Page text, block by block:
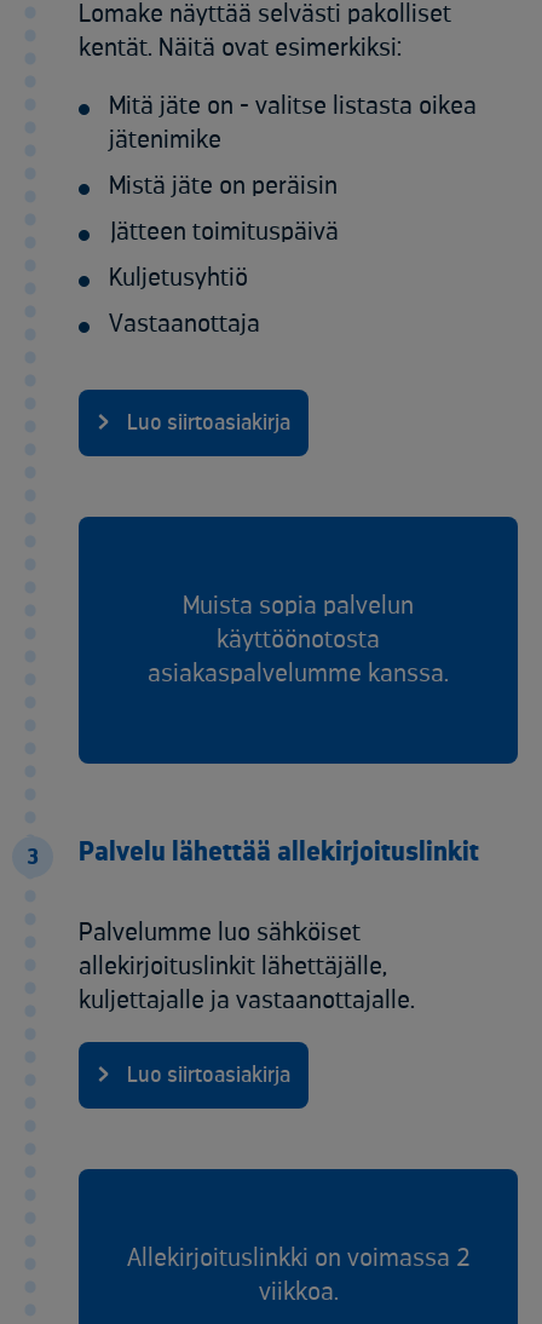
Lomake näyttää selvästi pakolliset
kentät. Näitä ovat esimerkiksi:
Mitä jäte on - valitse listasta oikea
jätenimike
Mistä jäte on peräisin
Jätteen toimituspäivä
Kuljetusyhtiö
Vastaanottaja
Luo siirtoasiakirja
Muista sopia palvelun
käyttöönotosta
asiakaspalvelumme kanssa.
3 Palvelu lähettää allekirjoituslinkit
Palvelumme luo sähköiset
allekirjoituslinkit lähettäjälle,
kuljettajalle ja vastaanottajalle.
Luo siirtoasiakirja
Allekirjoituslinkki on voimassa 2
viikkoa.